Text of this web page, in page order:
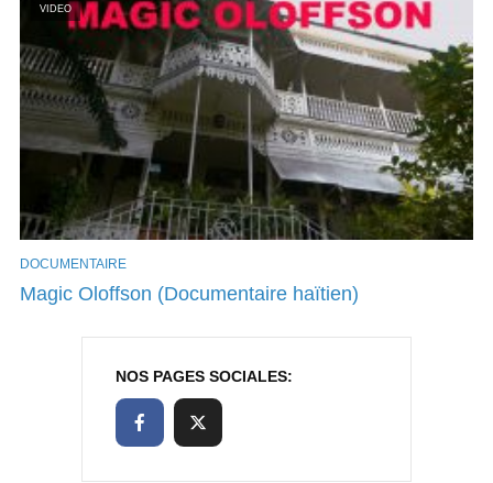
VIDEO
DOCUMENTAIRE
Magic Oloffson (Documentaire haïtien)
NOS PAGES SOCIALES: